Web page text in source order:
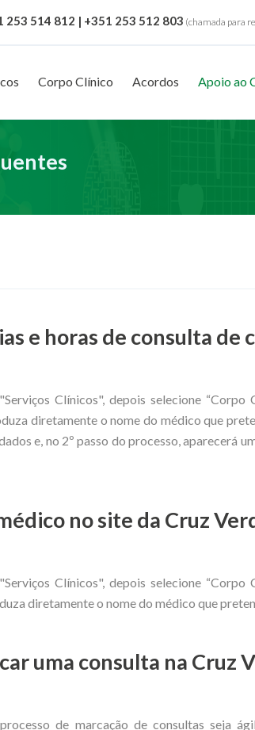
253 514 812 | +351 253 512 803 (chamada para
Corpo Clínico Acordos Apoio ao
e horas de consulta de
Clínicos", depois selecione “Corpo
diretamente o nome do médico que
e, no 2º passo do processo, aparecerá
no site da Cruz
Clínicos", depois selecione “Corpo
diretamente o nome do médico que
uma consulta na Cruz
de marcação de consultas seja